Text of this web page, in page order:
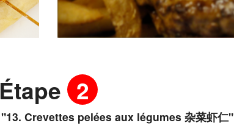
Étape 2
"13. Crevettes pelées aux légumes 杂菜虾仁"